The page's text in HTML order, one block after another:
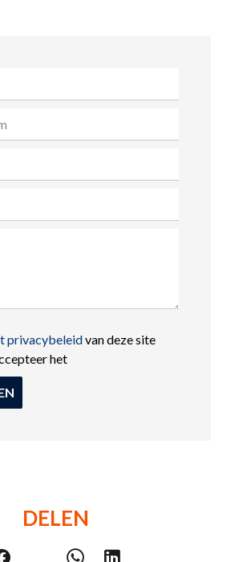
privacybeleidvan deze site
het
DELEN